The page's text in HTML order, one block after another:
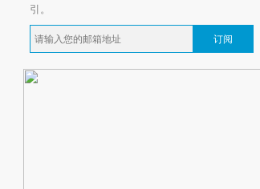
引。
订阅